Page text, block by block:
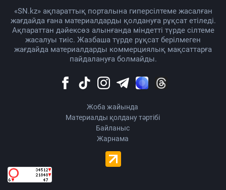
«SN.kz» ақпараттық порталына гиперсілтеме жасалған
жағдайда ғана материалдарды қолдануға рұқсат етіледі.
Ақпараттан дәйексөз алынғанда міндетті түрде сілтеме
жасалуы тиіс. Жазбаша түрде рұқсат берілмеген
жағдайда материалдарды коммерциялық мақсаттарға
пайдалануға болмайды.
Жоба жайында
Материалды қолдану тәртібі
Байланыс
Жарнама